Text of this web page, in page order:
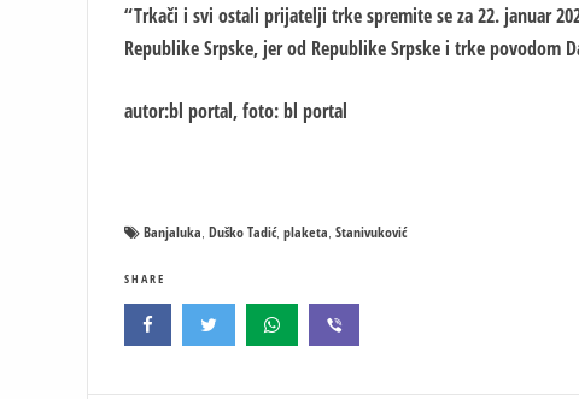
“Trkači i svi ostali prijatelji trke spremite se za 22. januar
Republike Srpske, jer od Republike Srpske i trke povodom
autor:bl portal, foto: bl portal
Banjaluka, Duško Tadić, plaketa, Stanivuković
SHARE